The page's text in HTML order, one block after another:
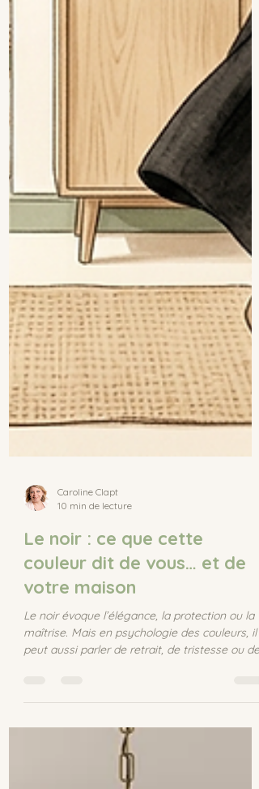
10 min de lecture
Le noir : ce que cette
couleur dit de vous… et de
votre maison
Le noir évoque l’élégance, la protection ou la
maîtrise. Mais en psychologie des couleurs, il